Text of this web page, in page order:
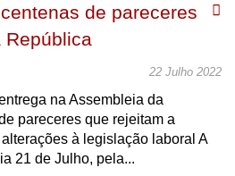
de pareceres
República
22 Julho 2022
na Assembleia da
pareceres que rejeitam a
à legislação laboral A
21 de Julho, pela...